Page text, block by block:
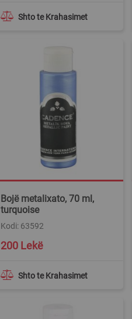
Shto te Krahasimet
Bojë metalixato, 70 ml,
turquoise
Kodi: 63592
Shto te Krahasimet
200 Lekë